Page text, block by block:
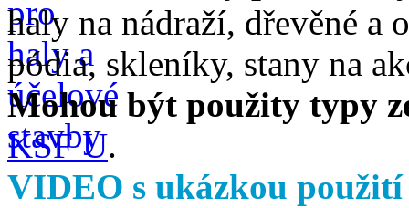
haly na nádraží, dřevěné a
pódia, skleníky, stany na
Mohou být použity typy
KSF U.
VIDEO s ukázkou